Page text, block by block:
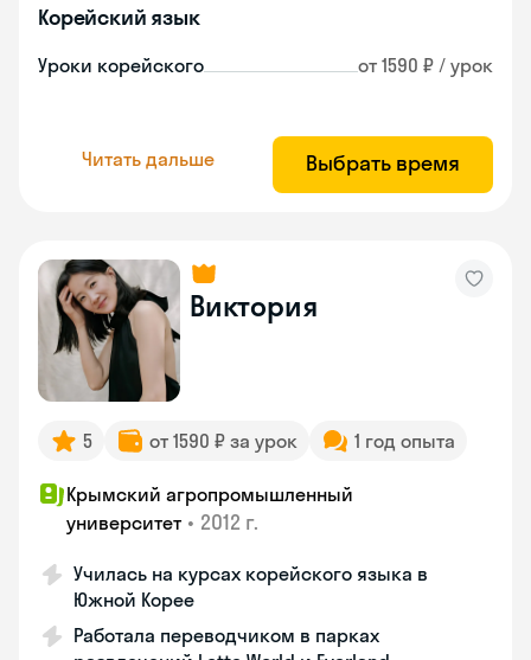
Корейский язык
Уроки корейского от 1590 ₽ / урок
Читать дальше Выбрать время
Виктория
5 от 1590 ₽ за урок 1 год опыта
Крымский агропромышленный
университет • 2012 г.
Училась на курсах корейского языка в
Южной Корее
Работала переводчиком в парках